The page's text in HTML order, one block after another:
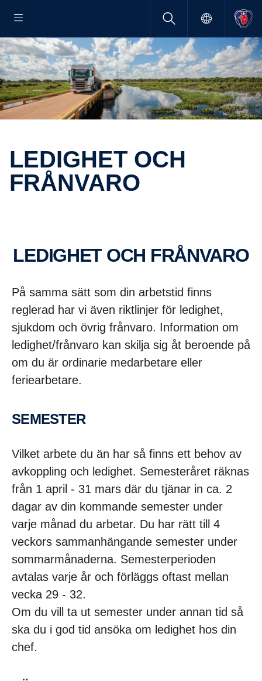
LEDIGHET OCH
FRÅNVARO
LEDIGHET OCH FRÅNVARO
På samma sätt som din arbetstid finns
reglerad har vi även riktlinjer för ledighet,
sjukdom och övrig frånvaro. Information om
ledighet/frånvaro kan skilja sig åt beroende på
om du är ordinarie medarbetare eller
feriearbetare.
SEMESTER
Vilket arbete du än har så finns ett behov av
avkoppling och ledighet. Semesteråret räknas
från 1 april - 31 mars där du tjänar in ca. 2
dagar av din kommande semester under
varje månad du arbetar. Du har rätt till 4
veckors sammanhängande semester under
sommarmånaderna. Semesterperioden
avtalas varje år och förläggs oftast mellan
vecka 29 - 32.
Om du vill ta ut semester under annan tid så
ska du i god tid ansöka om ledighet hos din
chef.